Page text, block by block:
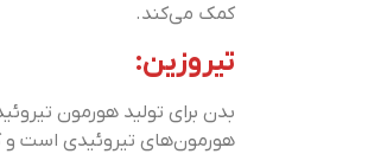
کمک می‌کند.
تیروزین:
بدن برای تولید هورمون
هورمون‌های تیروئیدی است